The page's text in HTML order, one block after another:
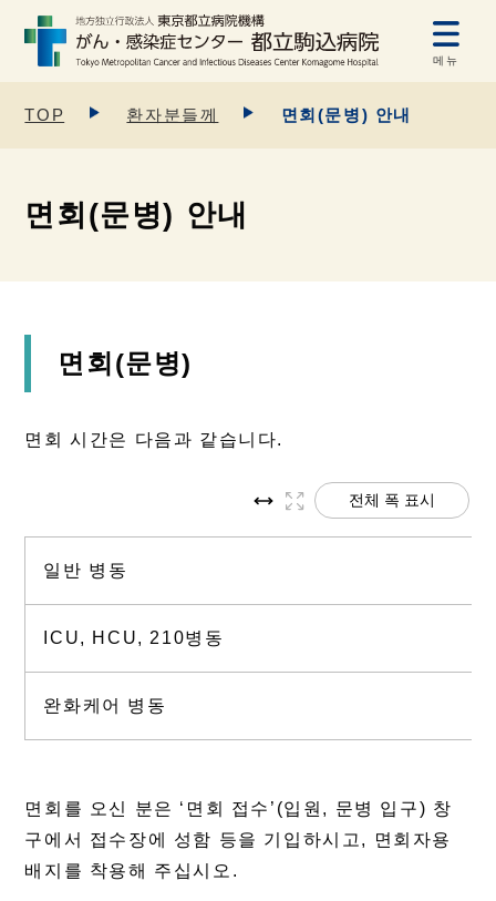
메뉴
TOP 환자분들께 면회(문병) 안내
면회(문병) 안내
면회(문병)
면회 시간은 다음과 같습니다.
전체 폭 표시
일반 병동
ICU, HCU, 210병동
완화케어 병동
면회를 오신 분은 ‘면회 접수’(입원, 문병 입구) 창
구에서 접수장에 성함 등을 기입하시고, 면회자용
배지를 착용해 주십시오.